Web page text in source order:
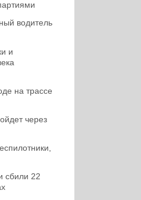
водитель
и
на трассе
через
сбили 22